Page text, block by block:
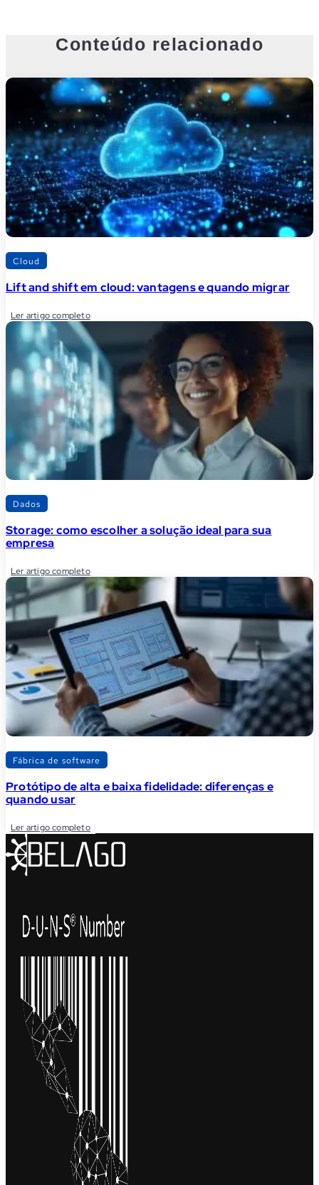
Conteúdo relacionado
Cloud
Lift and shift em cloud: vantagens e quando migrar
Ler artigo completo
Dados
Storage: como escolher a solução ideal para sua
empresa
Ler artigo completo
Fábrica de software
Protótipo de alta e baixa fidelidade: diferenças e
quando usar
Ler artigo completo